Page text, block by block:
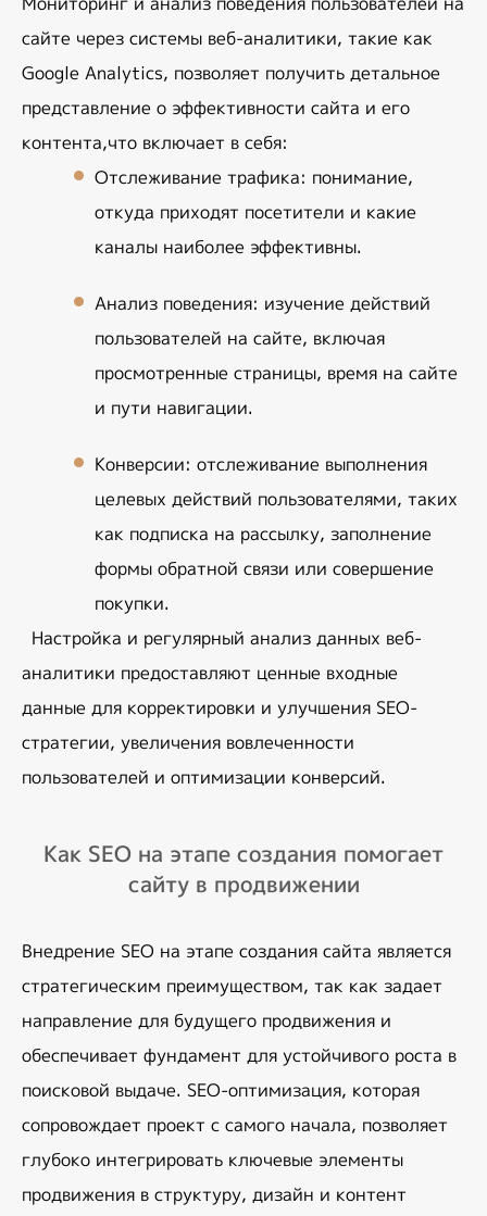
Google Analytics, позволяет получить детальное
представление о эффективности сайта и его
контента,что включает в себя:
Отслеживание трафика: понимание,
откуда приходят посетители и какие
каналы наиболее эффективны.
Анализ поведения: изучение действий
пользователей на сайте, включая
просмотренные страницы, время на сайте
и пути навигации.
Конверсии: отслеживание выполнения
целевых действий пользователями, таких
как подписка на рассылку, заполнение
формы обратной связи или совершение
покупки.
Настройка и регулярный анализ данных веб-
аналитики предоставляют ценные входные
данные для корректировки и улучшения SEO-
стратегии, увеличения вовлеченности
пользователей и оптимизации конверсий.
Как SEO на этапе создания помогает
сайту в продвижении
Внедрение SEO на этапе создания сайта является
стратегическим преимуществом, так как задает
направление для будущего продвижения и
обеспечивает фундамент для устойчивого роста в
поисковой выдаче. SEO-оптимизация, которая
сопровождает проект с самого начала, позволяет
глубоко интегрировать ключевые элементы
продвижения в структуру, дизайн и контент